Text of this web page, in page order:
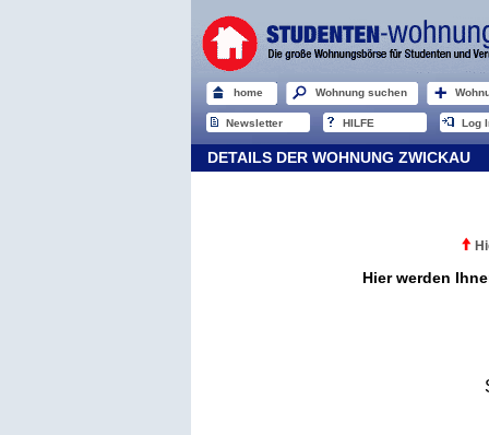
home Wohnung suchen
Newsletter HILFE Log
DETAILS DER WOHNUNG ZWICKAU
Hier werden